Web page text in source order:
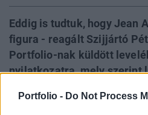
Portfolio - Do Not Process
Eddig is tudtuk, hogy Jean
figura - reagált Szijjártó
Portfolio-nak küldött
nyilatkozatra, mely szerint
politikus szerint a